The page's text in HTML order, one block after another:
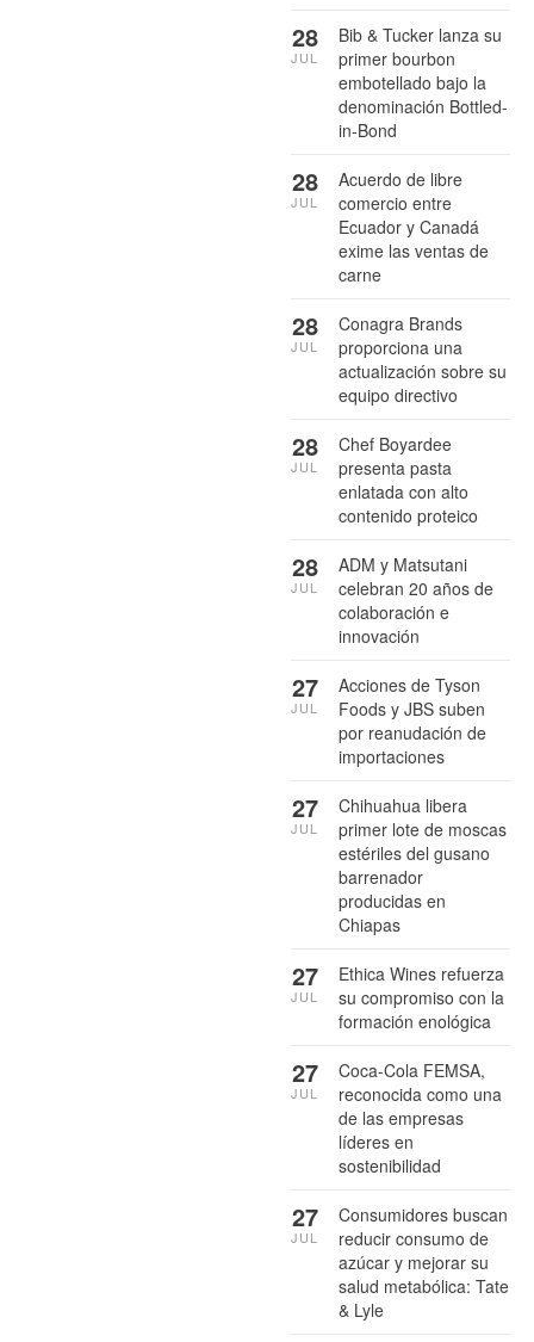
Bib & Tucker lanza su
primer bourbon
embotellado bajo la
denominación Bottled-
in-Bond
28
JUL
Acuerdo de libre
comercio entre
Ecuador y Canadá
exime las ventas de
carne
28
JUL
Conagra Brands
proporciona una
actualización sobre su
equipo directivo
28
JUL
Chef Boyardee
presenta pasta
enlatada con alto
contenido proteico
28
JUL
ADM y Matsutani
celebran 20 años de
colaboración e
innovación
28
JUL
Acciones de Tyson
Foods y JBS suben
por reanudación de
importaciones
27
JUL
Chihuahua libera
primer lote de moscas
estériles del gusano
barrenador
producidas en
Chiapas
27
JUL
Ethica Wines refuerza
su compromiso con la
formación enológica
27
JUL
Coca-Cola FEMSA,
reconocida como una
de las empresas
líderes en
sostenibilidad
27
JUL
Consumidores buscan
reducir consumo de
azúcar y mejorar su
salud metabólica: Tate
& Lyle
27
JUL